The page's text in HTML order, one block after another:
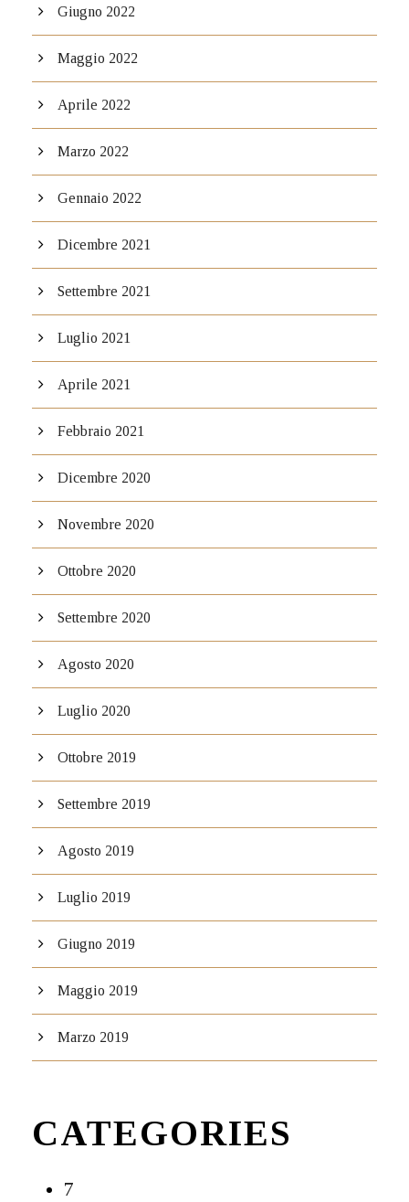
Giugno 2022
Maggio 2022
Aprile 2022
Marzo 2022
Gennaio 2022
Dicembre 2021
Settembre 2021
Luglio 2021
Aprile 2021
Febbraio 2021
Dicembre 2020
Novembre 2020
Ottobre 2020
Settembre 2020
Agosto 2020
Luglio 2020
Ottobre 2019
Settembre 2019
Agosto 2019
Luglio 2019
Giugno 2019
Maggio 2019
Marzo 2019
CATEGORIES
7